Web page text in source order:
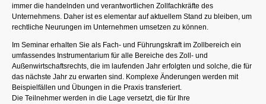
immer die handelnden und verantwortlichen Zollfachkräfte des
Unternehmens. Daher ist es elementar auf aktuellem Stand zu bleiben, um
rechtliche Neurungen im Unternehmen umsetzen zu können.
Im Seminar erhalten Sie als Fach- und Führungskraft im Zollbereich ein
umfassendes Instrumentarium für alle Bereiche des Zoll- und
Außenwirtschaftsrechts, die im laufenden Jahr erfolgten und solche, die für
das nächste Jahr zu erwarten sind. Komplexe Änderungen werden mit
Beispielfällen und Übungen in die Praxis transferiert.
Die Teilnehmer werden in die Lage versetzt, die für Ihre